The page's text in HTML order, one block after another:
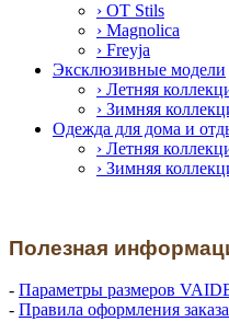
› OT Stils
› Magnolica
› Freyja
Эксклюзивные модели
› Летняя
› Зимняя
Одежда для дома и
› Летняя
› Зимняя
Полезная
- Параметры размеров
- Правила оформления заказа